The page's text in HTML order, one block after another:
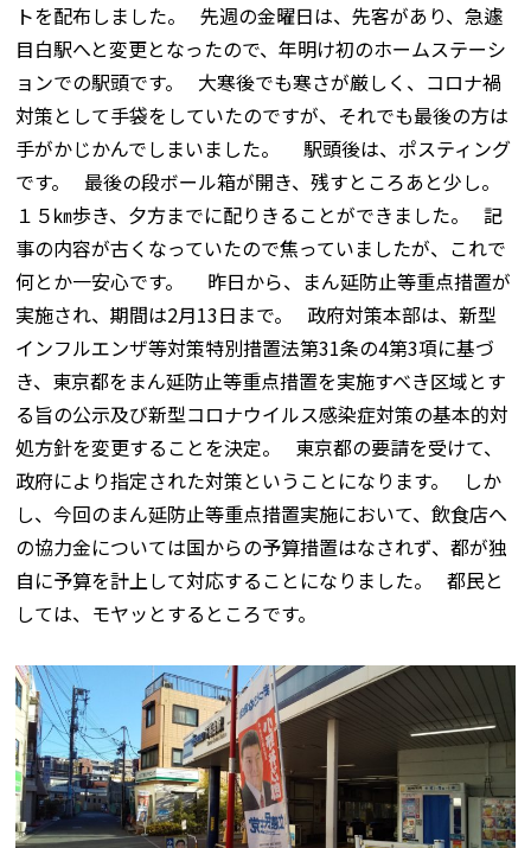
トを配布しました。 先週の金曜日は、先客があり、急遽
目白駅へと変更となったので、年明け初のホームステーシ
ョンでの駅頭です。 大寒後でも寒さが厳しく、コロナ禍
対策として手袋をしていたのですが、それでも最後の方は
手がかじかんでしまいました。 駅頭後は、ポスティング
です。 最後の段ボール箱が開き、残すところあと少し。
１５㎞歩き、夕方までに配りきることができました。 記
事の内容が古くなっていたので焦っていましたが、これで
何とか一安心です。 昨日から、まん延防止等重点措置が
実施され、期間は2月13日まで。 政府対策本部は、新型
インフルエンザ等対策特別措置法第31条の4第3項に基づ
き、東京都をまん延防止等重点措置を実施すべき区域とす
る旨の公示及び新型コロナウイルス感染症対策の基本的対
処方針を変更することを決定。 東京都の要請を受けて、
政府により指定された対策ということになります。 しか
し、今回のまん延防止等重点措置実施において、飲食店へ
の協力金については国からの予算措置はなされず、都が独
自に予算を計上して対応することになりました。 都民と
しては、モヤッとするところです。